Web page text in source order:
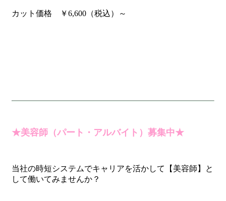
カット価格 ￥6,600（税込）～
★美容師（パート・アルバイト）募集中★
当社の時短システムでキャリアを活かして【美容師】と
して働いてみませんか？